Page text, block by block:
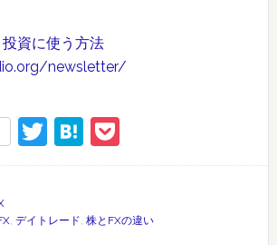
資に使う方法
newsletter/
TwitterHatena
Pocket
, デイトレード, 株とFXの違い